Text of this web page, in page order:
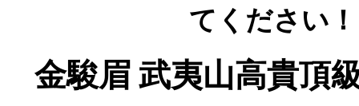
てください！
金駿眉 武夷山高貴頂